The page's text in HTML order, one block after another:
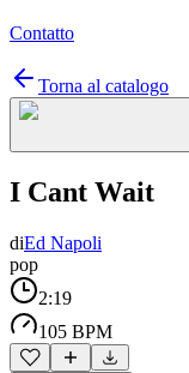
Contatto
Torna al catalogo
I Cant Wait
diEd Napoli
pop
2:19
105 BPM